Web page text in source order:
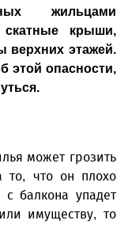
жильцами
крыши,
верхних этажей.
этой опасности,
может грозить
то, что он плохо
балкона упадет
имуществу, то